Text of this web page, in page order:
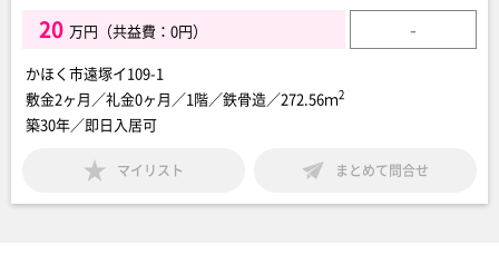
20 万円（共益費：0円） -
かほく市遠塚イ109-1
敷金2ヶ月／礼金0ヶ月／1階／鉄骨造／272.56ｍ2
築30年／即日入居可
マイリスト まとめて問合せ